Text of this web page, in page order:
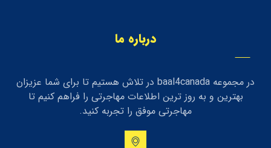
درباره ما
در مجموعه baal4canada در تلاش هستیم تا برای شما عزیزان
بهترین و به روز ترین اطلاعات مهاجرتی را فراهم کنیم تا
مهاجرتی موفق را تجربه کنید.